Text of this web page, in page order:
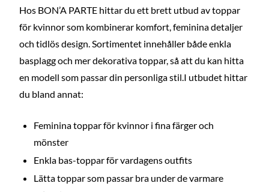
Hos BON’A PARTE hittar du ett brett utbud av toppar
för kvinnor som kombinerar komfort, feminina detaljer
och tidlös design. Sortimentet innehåller både enkla
basplagg och mer dekorativa toppar, så att du kan hitta
en modell som passar din personliga stil.I utbudet hittar
du bland annat:
Feminina toppar för kvinnor i fina färger och
mönster
Enkla bas-toppar för vardagens outfits
Lätta toppar som passar bra under de varmare